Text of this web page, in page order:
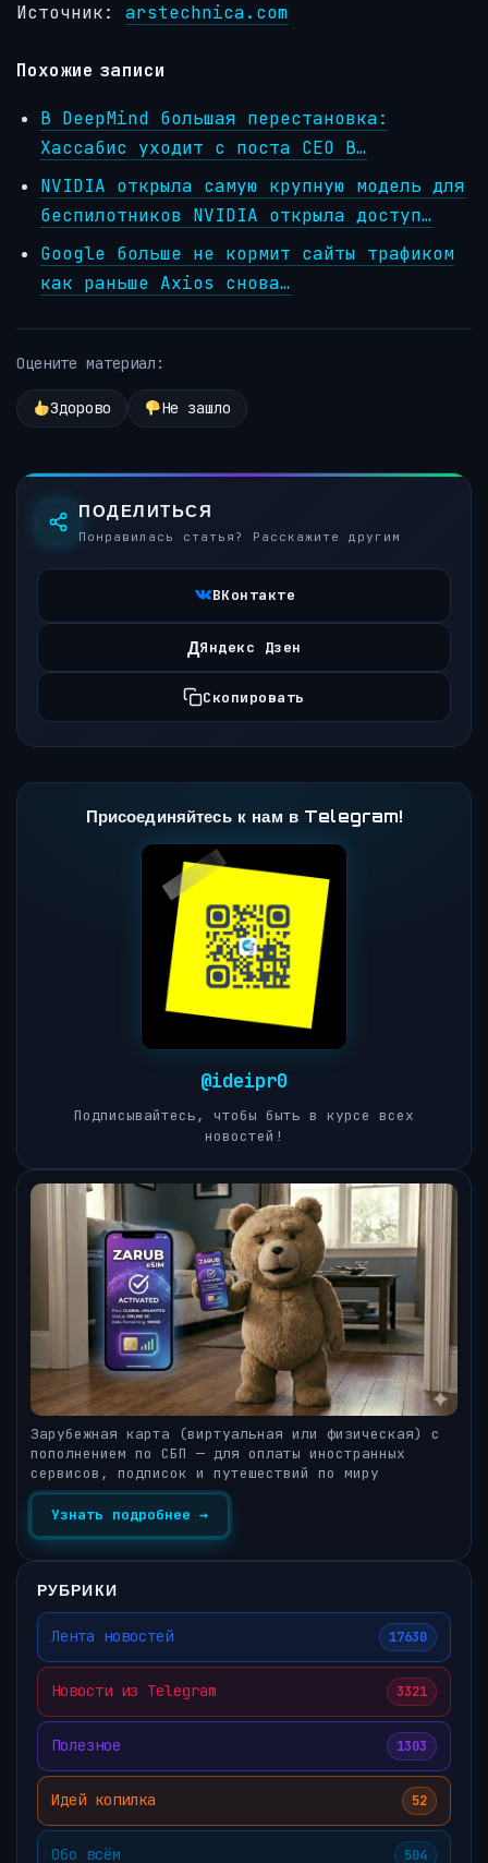
Источник: arstechnica.com
Похожие записи
В DeepMind большая перестановка:
Хассабис уходит с поста CEO В…
NVIDIA открыла самую крупную модель для
беспилотников NVIDIA открыла доступ…
Google больше не кормит сайты трафиком
как раньше Axios снова…
Оцените материал:
Здорово Не зашло
ПОДЕЛИТЬСЯ
Понравилась статья? Расскажите другим
ВКонтакте
ДЯндекс Дзен
Скопировать
Присоединяйтесь к нам в Telegram!
@ideipr0
Подписывайтесь, чтобы быть в курсе всех
новостей!
Зарубежная карта (виртуальная или физическая) с
пополнением по СБП — для оплаты иностранных
сервисов, подписок и путешествий по миру
Узнать подробнее →
РУБРИКИ
Лента новостей 17630
Новости из Telegram 3321
Полезное 1303
Идей копилка 52
Обо всём 504